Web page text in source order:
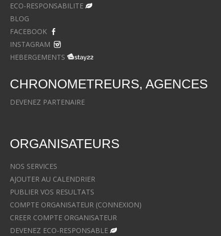
ECO-RESPONSABILITE
BLOG
FACEBOOK
INSTAGRAM
HEBERGEMENTS
CHRONOMETREURS, AGENCES
DEVENEZ PARTENAIRE
ORGANISATEURS
NOS SERVICES
AJOUTER AU CALENDRIER
PUBLIER VOS RESULTATS
COMPTE ORGANISATEUR (CONNEXION)
CREER COMPTE ORGANISATEUR
DEVENEZ ECO-RESPONSABLE